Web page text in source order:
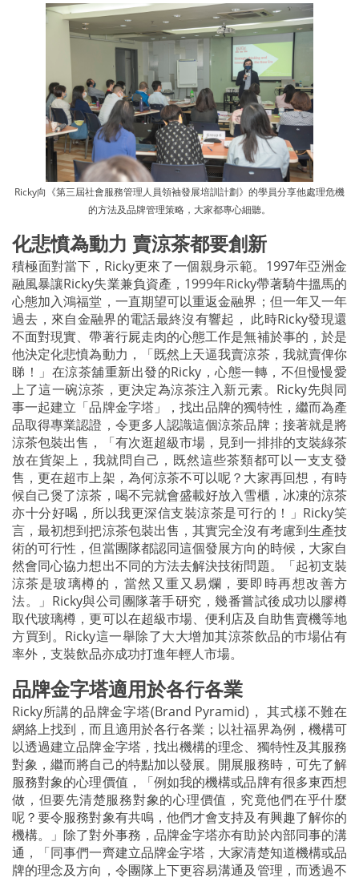
Ricky向《第三屆社會服務管理人員領袖發展培訓計劃》的學員分享他處理危機
的方法及品牌管理策略，大家都專心細聽。
化悲憤為動力 賣涼茶都要創新
積極面對當下，Ricky更來了一個親身示範。1997年亞洲金
融風暴讓Ricky失業兼負資產，1999年Ricky帶著騎牛搵馬的
心態加入鴻福堂，一直期望可以重返金融界；但一年又一年
過去，來自金融界的電話最終沒有響起， 此時Ricky發現還
不面對現實、帶著行屍走肉的心態工作是無補於事的，於是
他決定化悲憤為動力，「既然上天逼我賣涼茶，我就賣俾你
睇！」在涼茶舖重新出發的Ricky，心態一轉，不但慢慢愛
上了這一碗涼茶，更決定為涼茶注入新元素。Ricky先與同
事一起建立「品牌金字塔」，找出品牌的獨特性，繼而為產
品取得專業認證，令更多人認識這個涼茶品牌；接著就是將
涼茶包裝出售，「有次逛超級市場，見到一排排的支裝綠茶
放在貨架上，我就問自己，既然這些茶類都可以一支支發
售，更在超巿上架，為何涼茶不可以呢？大家再回想，有時
候自己煲了涼茶，喝不完就會盛載好放入雪櫃，冰凍的涼茶
亦十分好喝，所以我更深信支裝涼茶是可行的！」Ricky笑
言，最初想到把涼茶包裝出售，其實完全沒有考慮到生產技
術的可行性，但當團隊都認同這個發展方向的時候，大家自
然會同心協力想出不同的方法去解決技術問題。「起初支裝
涼茶是玻璃樽的，當然又重又易爛，要即時再想改善方
法。」Ricky與公司團隊著手研究，幾番嘗試後成功以膠樽
取代玻璃樽，更可以在超級巿場、便利店及自助售賣機等地
方買到。Ricky這一舉除了大大增加其涼茶飲品的巿場佔有
率外，支裝飲品亦成功打進年輕人市場。
品牌金字塔適用於各行各業
Ricky所講的品牌金字塔(Brand Pyramid)， 其式樣不難在
網絡上找到，而且適用於各行各業；以社福界為例，機構可
以透過建立品牌金字塔，找出機構的理念、獨特性及其服務
對象，繼而將自己的特點加以發展。開展服務時，可先了解
服務對象的心理價值，「例如我的機構或品牌有很多東西想
做，但要先清楚服務對象的心理價值，究竟他們在乎什麼
呢？要令服務對象有共鳴，他們才會支持及有興趣了解你的
機構。」除了對外事務，品牌金字塔亦有助於內部同事的溝
通，「同事們一齊建立品牌金字塔，大家清楚知道機構或品
牌的理念及方向，令團隊上下更容易溝通及管理，而透過不